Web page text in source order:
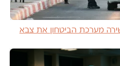
מערכת הביטחון את צבא